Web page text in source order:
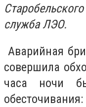
служба ЛЭО.
Аварийная
совершила
часа ночи